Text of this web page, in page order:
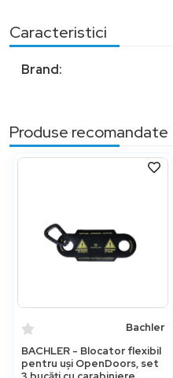
Caracteristici
Brand:
Produse recomandate
Bachler
BACHLER - Blocator flexibil
pentru uși OpenDoors, set